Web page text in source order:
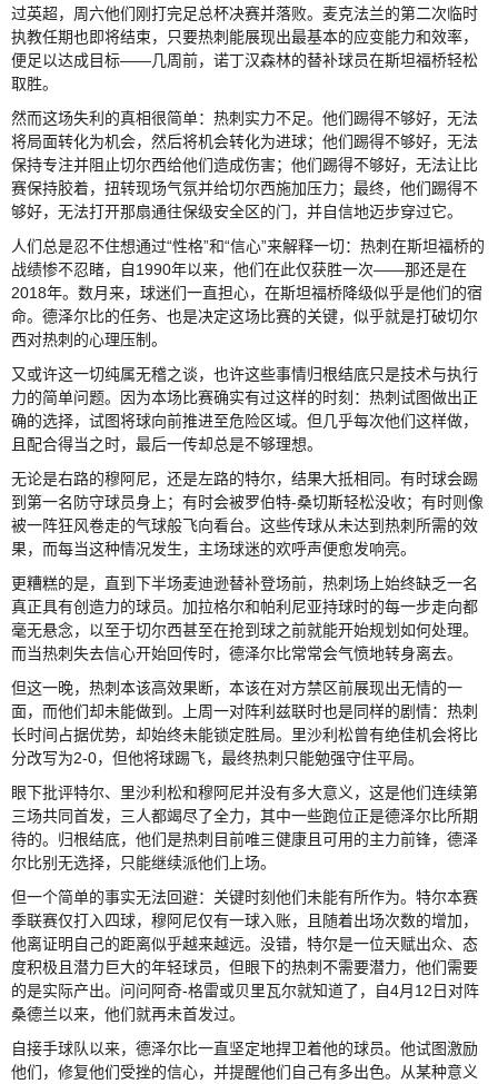
过英超，周六他们刚打完足总杯决赛并落败。麦克法兰的第二次临时
执教任期也即将结束，只要热刺能展现出最基本的应变能力和效率，
便足以达成目标——几周前，诺丁汉森林的替补球员在斯坦福桥轻松
取胜。
然而这场失利的真相很简单：热刺实力不足。他们踢得不够好，无法
将局面转化为机会，然后将机会转化为进球；他们踢得不够好，无法
保持专注并阻止切尔西给他们造成伤害；他们踢得不够好，无法让比
赛保持胶着，扭转现场气氛并给切尔西施加压力；最终，他们踢得不
够好，无法打开那扇通往保级安全区的门，并自信地迈步穿过它。
人们总是忍不住想通过“性格”和“信心”来解释一切：热刺在斯坦福桥的
战绩惨不忍睹，自1990年以来，他们在此仅获胜一次——那还是在
2018年。数月来，球迷们一直担心，在斯坦福桥降级似乎是他们的宿
命。德泽尔比的任务、也是决定这场比赛的关键，似乎就是打破切尔
西对热刺的心理压制。
又或许这一切纯属无稽之谈，也许这些事情归根结底只是技术与执行
力的简单问题。因为本场比赛确实有过这样的时刻：热刺试图做出正
确的选择，试图将球向前推进至危险区域。但几乎每次他们这样做，
且配合得当之时，最后一传却总是不够理想。
无论是右路的穆阿尼，还是左路的特尔，结果大抵相同。有时球会踢
到第一名防守球员身上；有时会被罗伯特-桑切斯轻松没收；有时则像
被一阵狂风卷走的气球般飞向看台。这些传球从未达到热刺所需的效
果，而每当这种情况发生，主场球迷的欢呼声便愈发响亮。
更糟糕的是，直到下半场麦迪逊替补登场前，热刺场上始终缺乏一名
真正具有创造力的球员。加拉格尔和帕利尼亚持球时的每一步走向都
毫无悬念，以至于切尔西甚至在抢到球之前就能开始规划如何处理。
而当热刺失去信心开始回传时，德泽尔比常常会气愤地转身离去。
但这一晚，热刺本该高效果断，本该在对方禁区前展现出无情的一
面，而他们却未能做到。上周一对阵利兹联时也是同样的剧情：热刺
长时间占据优势，却始终未能锁定胜局。里沙利松曾有绝佳机会将比
分改写为2-0，但他将球踢飞，最终热刺只能勉强守住平局。
眼下批评特尔、里沙利松和穆阿尼并没有多大意义，这是他们连续第
三场共同首发，三人都竭尽了全力，其中一些跑位正是德泽尔比所期
待的。归根结底，他们是热刺目前唯三健康且可用的主力前锋，德泽
尔比别无选择，只能继续派他们上场。
但一个简单的事实无法回避：关键时刻他们未能有所作为。特尔本赛
季联赛仅打入四球，穆阿尼仅有一球入账，且随着出场次数的增加，
他离证明自己的距离似乎越来越远。没错，特尔是一位天赋出众、态
度积极且潜力巨大的年轻球员，但眼下的热刺不需要潜力，他们需要
的是实际产出。问问阿奇-格雷或贝里瓦尔就知道了，自4月12日对阵
桑德兰以来，他们就再未首发过。
自接手球队以来，德泽尔比一直坚定地捍卫着他的球员。他试图激励
他们，修复他们受挫的信心，并提醒他们自己有多出色。从某种意义